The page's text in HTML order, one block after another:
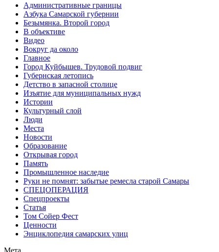
Административные границы
Азбука Самарской губернии
Безымянка. Второй город
В объективе
Видео
Вокруг да около
Главное
Город Куйбышев. Трудовой подвиг
Губернская летопись
Детство в запасной столице
Изъятие для муниципальных нужд
Истории
Культурный слой
Люди
Места
Новости
Образование
Открывая город
Память
Промышленное наследие
Руки не помнят: забытые ремесла старой Самары
СПЕЦОПЕРАЦИЯ
Спецпроекты
Статья
Том Сойер Фест
Ценности
Энциклопедия самарских улиц
Мета